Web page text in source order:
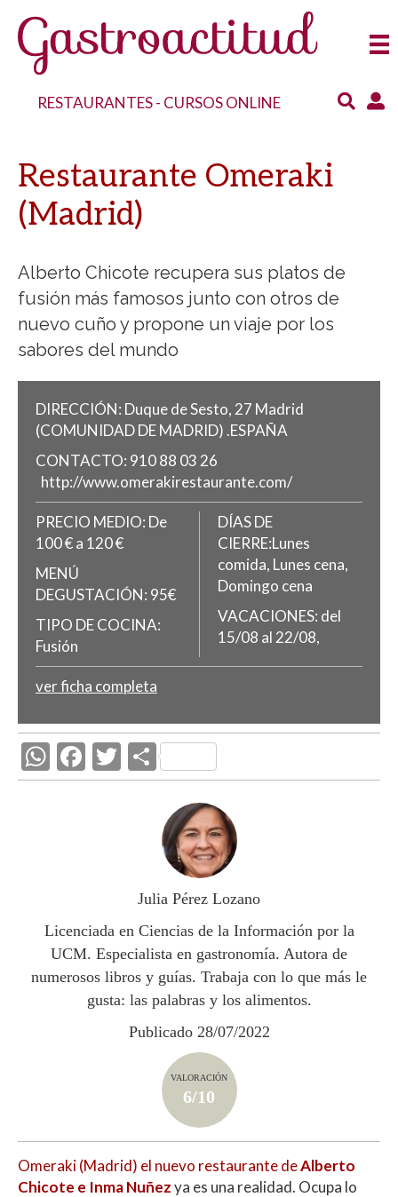
RESTAURANTES- CURSOS ONLINE
Restaurante Omeraki
(Madrid)
Alberto Chicote recupera sus platos de
fusión más famosos junto con otros de
nuevo cuño y propone un viaje por los
sabores del mundo
DIRECCIÓN: Duque de Sesto, 27 Madrid
(COMUNIDAD DE MADRID) .ESPAÑA
CONTACTO: 910 88 03 26
http://www.omerakirestaurante.com/
PRECIO MEDIO: De
100 € a 120 €
MENÚ
DEGUSTACIÓN: 95€
TIPO DE COCINA:
Fusión
DÍAS DE
CIERRE:Lunes
comida, Lunes cena,
Domingo cena
VACACIONES: del
15/08 al 22/08,
ver ficha completa
W
h
p
F
ac
k
T
w
C
o
m
p
ar
ti
r
Julia Pérez Lozano
Licenciada en Ciencias de la Información por la
UCM. Especialista en gastronomía. Autora de
numerosos libros y guías. Trabaja con lo que más le
gusta: las palabras y los alimentos.
Publicado 28/07/2022
VALORACIÓN
6/10
Omeraki (Madrid) el nuevo restaurante deAlberto
Chicote e Inma Nuñezya es una realidad. Ocupa lo